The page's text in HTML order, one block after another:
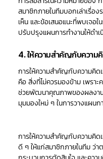
สมาชิกภายในทีมบอกเล่าเรื่อ
เห็น และข้อเสนอแนะที่พบเจอใ
ปรับปรุงแผนการทำงานให้ดำ
4. ให้ความสำคัญกับความ
การให้ความสำคัญกับความคิด
คือ สิ่งที่ไม่ควรมองข้าม เพรา
ช่วยพัฒนาคุณภาพของผลงาน
มุมมองใหม่ ๆ ในการวางแผนก
การให้ความสำคัญกับความคิด
ดี ๆ ให้แก่สมาชิกภายในทีม ว่า